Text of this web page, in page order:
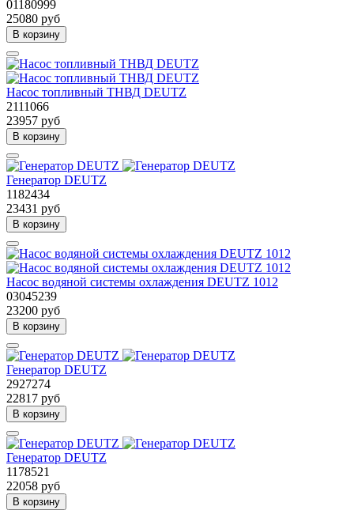
01180999
25080 руб
В корзину
Насос топливный ТНВД DEUTZ
2111066
23957 руб
В корзину
Генератор DEUTZ
1182434
23431 руб
В корзину
Насос водяной системы охлаждения DEUTZ 1012
03045239
23200 руб
В корзину
Генератор DEUTZ
2927274
22817 руб
В корзину
Генератор DEUTZ
1178521
22058 руб
В корзину